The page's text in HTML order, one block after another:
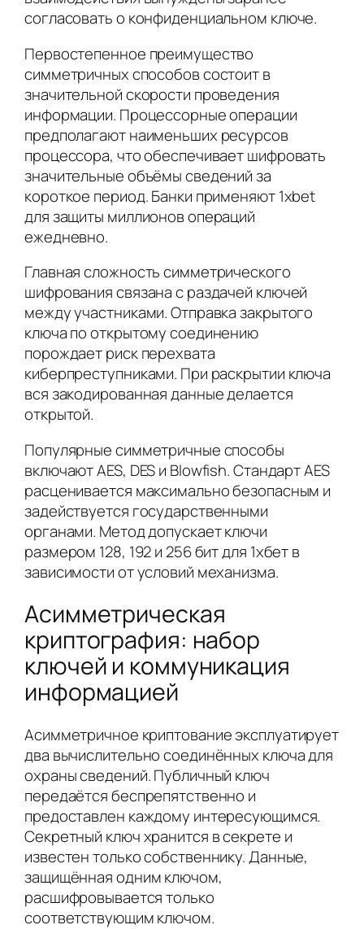
согласовать о конфиденциальном ключе.
Первостепенное преимущество
симметричных способов состоит в
значительной скорости проведения
информации. Процессорные операции
предполагают наименьших ресурсов
процессора, что обеспечивает шифровать
значительные объёмы сведений за
короткое период. Банки применяют 1xbet
для защиты миллионов операций
ежедневно.
Главная сложность симметрического
шифрования связана с раздачей ключей
между участниками. Отправка закрытого
ключа по открытому соединению
порождает риск перехвата
киберпреступниками. При раскрытии ключа
вся закодированная данные делается
открытой.
Популярные симметричные способы
включают AES, DES и Blowfish. Стандарт AES
расценивается максимально безопасным и
задействуется государственными
органами. Метод допускает ключи
размером 128, 192 и 256 бит для 1хбет в
зависимости от условий механизма.
Асимметрическая
криптография: набор
ключей и коммуникация
информацией
Асимметричное криптование эксплуатирует
два вычислительно соединённых ключа для
охраны сведений. Публичный ключ
передаётся беспрепятственно и
предоставлен каждому интересующимся.
Секретный ключ хранится в секрете и
известен только собственнику. Данные,
защищённая одним ключом,
расшифровывается только
соответствующим ключом.